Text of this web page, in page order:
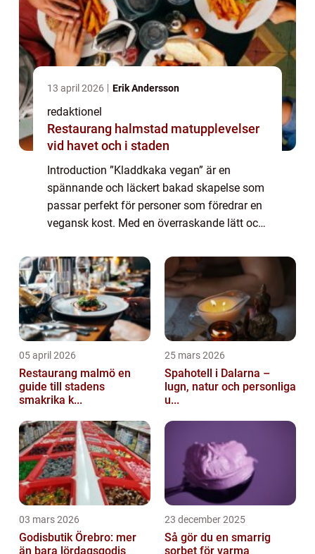
13 april 2026 Erik Andersson
redaktionel
Restaurang halmstad matupplevelser
vid havet och i staden
Introduction ”Kladdkaka vegan” är en
spännande och läckert bakad skapelse som
passar perfekt för personer som föredrar en
vegansk kost. Med en överraskande lätt och
smak, är denna kaka en favori...
05 april 2026
Restaurang malmö en
guide till stadens
smakrika k...
25 mars 2026
Spahotell i Dalarna –
lugn, natur och personliga
u...
03 mars 2026
Godisbutik Örebro: mer
än bara lördagsgodis
23 december 2025
Så gör du en smarrig
sorbet för varma